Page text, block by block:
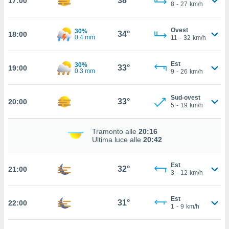
a piè
web.
cookie
8 - 27 km/h
18:00
30%
0.4 mm
34°
Ovest
11 - 32 km/h
19:00
30%
0.3 mm
33°
Est
9 - 26 km/h
20:00 33°
Sud-ovest
5 - 19 km/h
Tramonto alle 20:16
Ultima luce alle 20:42
21:00 32°
Est
3 - 12 km/h
22:00 31°
Est
1 - 9 km/h